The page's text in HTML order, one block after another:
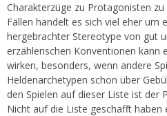
Charakterzüge zu Protagonisten
Fällen handelt es sich viel eher um
hergebrachter Stereotype von gut
erzählerischen Konventionen kann
wirken, besonders, wenn andere
Heldenarchetypen schon über
den Spielen auf dieser Liste ist der
Nicht auf die Liste geschafft haben